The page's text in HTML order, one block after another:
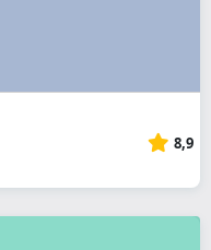
8,9